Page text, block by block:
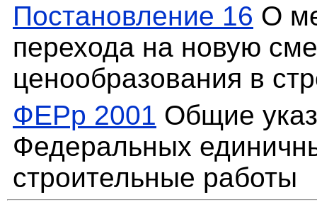
Постановление 16 О
перехода на новую
ценообразования в
ФЕРр 2001 Общие
Федеральных
строительные работы